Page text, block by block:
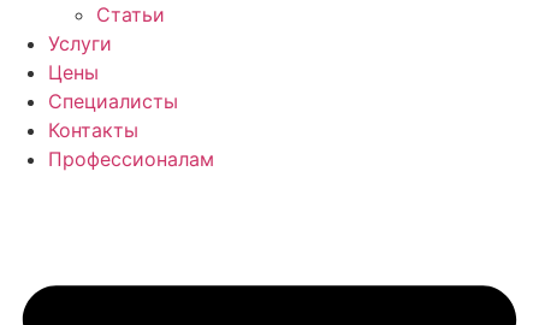
Статьи
Услуги
Цены
Специалисты
Контакты
Профессионалам